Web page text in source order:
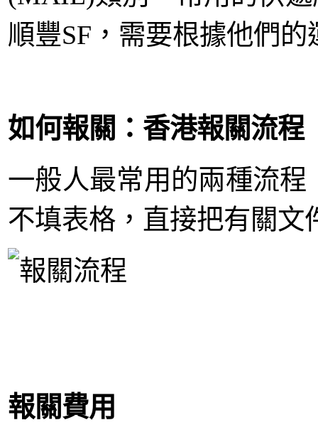
順豐SF，需要根據他們
如何報關：香港報關流程
一般人最常用的兩種流
不填表格，直接把有關文
報關費用